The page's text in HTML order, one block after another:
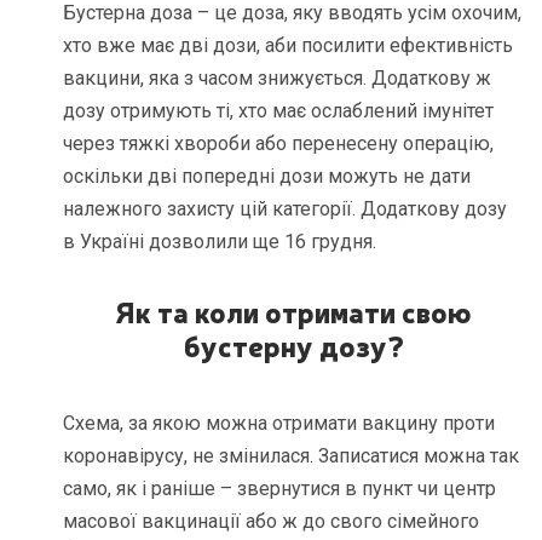
Бустерна доза – це доза, яку вводять усім охочим,
хто вже має дві дози, аби посилити ефективність
вакцини, яка з часом знижується. Додаткову ж
дозу отримують ті, хто має ослаблений імунітет
через тяжкі хвороби або перенесену операцію,
оскільки дві попередні дози можуть не дати
належного захисту цій категорії. Додаткову дозу
в Україні дозволили ще 16 грудня.
Як та коли отримати свою
бустерну дозу?
Схема, за якою можна отримати вакцину проти
коронавірусу, не змінилася. Записатися можна так
само, як і раніше – звернутися в пункт чи центр
масової вакцинації або ж до свого сімейного